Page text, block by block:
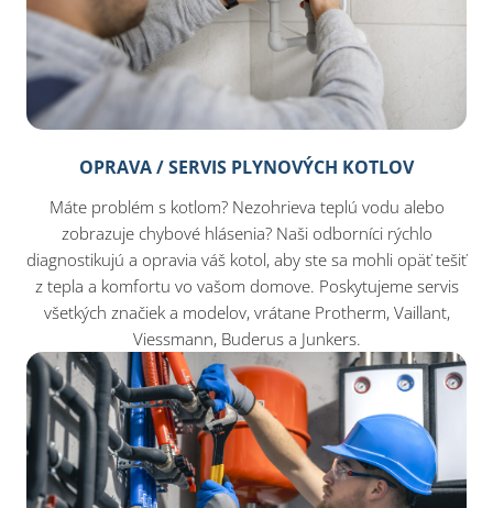
OPRAVA / SERVIS PLYNOVÝCH KOTLOV
Máte problém s kotlom? Nezohrieva teplú vodu alebo
zobrazuje chybové hlásenia? Naši odborníci rýchlo
diagnostikujú a opravia váš kotol, aby ste sa mohli opäť tešiť
z tepla a komfortu vo vašom domove. Poskytujeme servis
všetkých značiek a modelov, vrátane Protherm, Vaillant,
Viessmann, Buderus a Junkers.​